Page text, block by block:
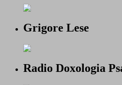
Grigore Lese
Radio Doxologia